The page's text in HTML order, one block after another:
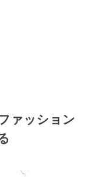
ァッション